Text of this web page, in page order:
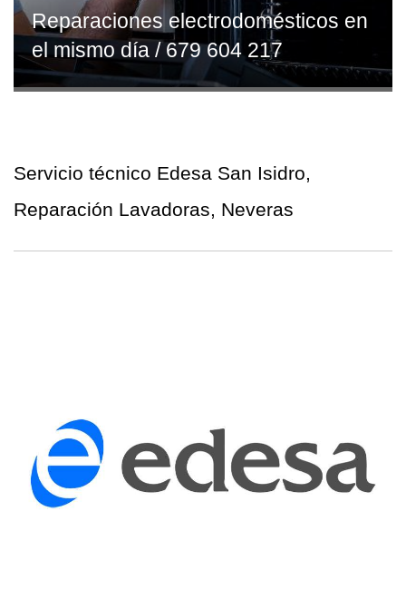
Reparaciones electrodomésticos en
el mismo día / 679 604 217
Servicio técnico Edesa San Isidro,
Reparación Lavadoras, Neveras